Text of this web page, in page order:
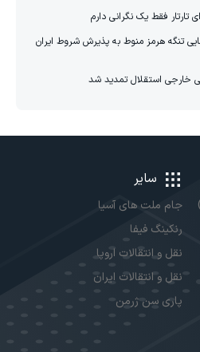
تارتار فقط یک نگرانی دارم
تنگه هرمز منوط به پذیرش شروط ایران
خارجی استقلال تمدید شد
سایر
جام ملت های آسیا
رنکینگ فیفا
نقل و انتقالات اروپا
نقل و انتقالات ایران
پاری سن ژرمن